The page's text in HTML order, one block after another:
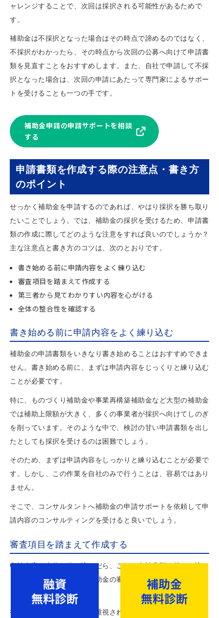
ャレンジすることで、次回は採択される可能性があるためで
す。
補助金は不採択となった場合はその時点で諦めるのではなく、
不採択がわかったら、その時点から次回の公募へ向けて申請書
類を見直すことをおすすめします。また、自社で申請して不採
択となった場合は、次回の申請にあたって専門家によるサポー
トを受けることも一つの手です。
補助金申請の申請サポートを相談
する
申請書類を作成する際の注意点・書き方
のポイント
せっかく補助金を申請するのであれば、やはり採択を勝ち取り
たいことでしょう。では、補助金の採択を受けるため、申請書
類の作成に際してどのような注意をすれば良いのでしょうか？
主な注意点と書き方のコツは、次のとおりです。
書き始める前に申請内容をよく練り込む
審査項目を踏まえて作成する
第三者から見てわかりすい内容を心がける
全体の整合性を確認する
書き始める前に申請内容をよく練り込む
補助金の申請書類をいきなり書き始めることはおすすめできま
せん。書き始める前に、まずは申請内容をじっくりと練り込む
ことが必要です。
特に、ものづくり補助金や事業再構築補助金など大型の補助金
では補助上限額が大きく、多くの事業者が採択へ向けてしのぎ
を削っています。そのような中で、検討の甘い申請書類を出し
たとしても採択を受けるのは困難でしょう。
そのため、まずは申請内容をしっかりと練り込むことが必要で
す。しかし、この作業を自社のみで行うことは、容易ではあり
ません。
そこで、コンサルタントへ補助金の申請サポートを依頼して申
請内容のコンサルティングを受けると良いでしょう。
審査項目を踏まえて作成する
申請内容を十分に練り込んだら、これを申請書類に落とし込み
ます。この際には、その補助金の審査項目を踏まえて記載しま
しょう。
補助金にはそれぞれ審査で重視される項目があり、ものづくり